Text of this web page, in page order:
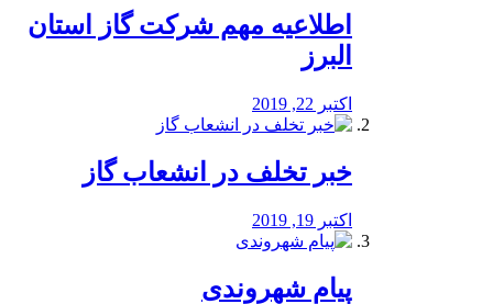
️اطلاعیه مهم شرکت گاز استان
البرز
اکتبر 22, 2019
خبر تخلف در انشعاب گاز
اکتبر 19, 2019
پیام شهروندی